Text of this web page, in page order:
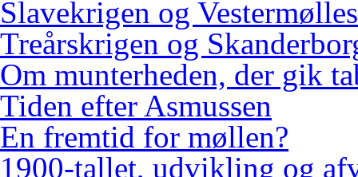
Slavekrigen og
Treårskrigen og
Om munterheden, der gik
Tiden efter Asmussen
En fremtid for møllen?
1900-tallet, udvikling og